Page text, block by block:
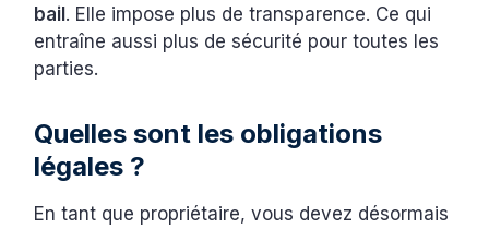
bail . Elle impose plus de transparence. Ce qui
entraîne aussi plus de sécurité pour toutes les
parties.
Quelles sont les obligations
légales ?
En tant que propriétaire, vous devez désormais